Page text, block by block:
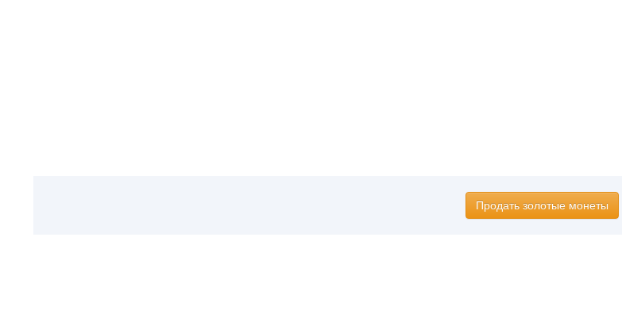
Продать золотые монеты